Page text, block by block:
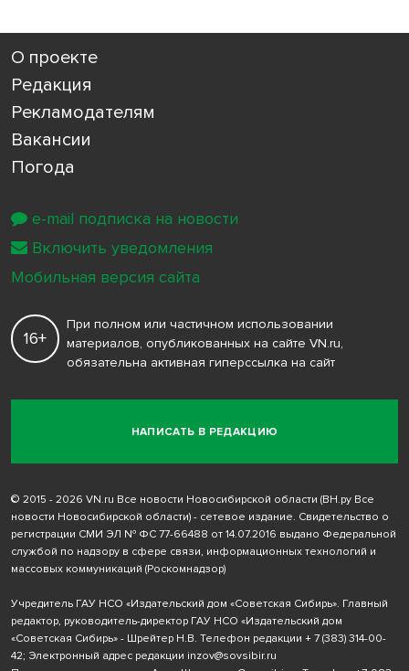
О проекте
Редакция
Рекламодателям
Вакансии
Погода
НАПИСАТЬ В РЕДАКЦИЮ
16+
При полном или частичном использовании
материалов, опубликованных на сайте VN.ru,
обязательна активная гиперссылка на сайт
© 2015 - 2026 VN.ru Все новости Новосибирской области (ВН.ру Все
новости Новосибирской области) - сетевое издание. Свидетельство о
регистрации СМИ ЭЛ № ФС 77-66488 от 14.07.2016 выдано Федеральной
службой по надзору в сфере связи, информационных технологий и
массовых коммуникаций (Роскомнадзор)
Учредитель ГАУ НСО «Издательский дом «Советская Сибирь». Главный
редактор, руководитель-директор ГАУ НСО «Издательский дом
«Советская Сибирь» - Шрейтер Н.В. Телефон редакции + 7 (383) 314-00-
42; Электронный адрес редакции inzov@sovsibir.ru
e-mail подписка на новости
Включить уведомления
Мобильная версия сайта